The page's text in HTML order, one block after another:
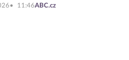
11:46ABC.cz